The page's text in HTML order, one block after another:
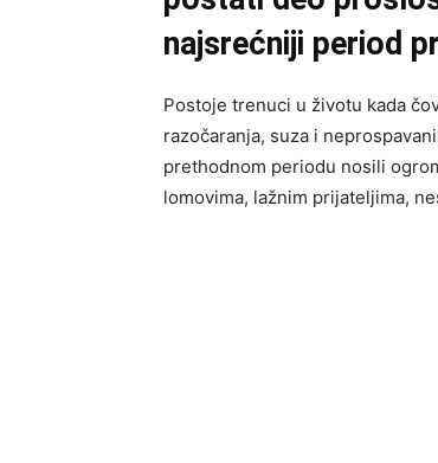
najsrećniji period
Postoje trenuci u životu kada
razočaranja, suza i
prethodnom periodu nosili
lomovima, lažnim prijateljima,